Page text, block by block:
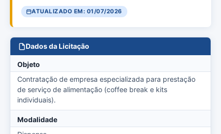
ATUALIZADO EM: 01/07/2026
Dados da Licitação
Objeto
Contratação de empresa especializada para prestação
de serviço de alimentação (coffee break e kits
individuais).
Modalidade